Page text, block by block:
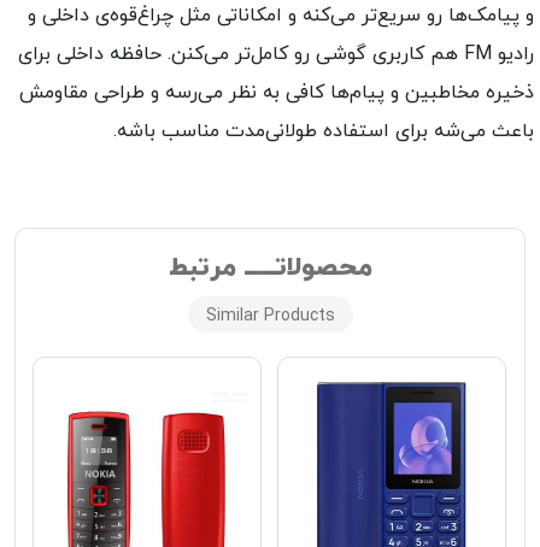
پیامک‌ها رو سریع‌تر می‌کنه و امکاناتی مثل چراغ‌قوه‌ی داخلی و
رادیو FM هم کاربری گوشی رو کامل‌تر می‌کنن. حافظه داخلی برای
مخاطبین و پیام‌ها کافی به نظر می‌رسه و طراحی مقاومش
می‌شه برای استفاده طولانی‌مدت مناسب باشه.
محصولاتـــــ مرتبط
Similar Products